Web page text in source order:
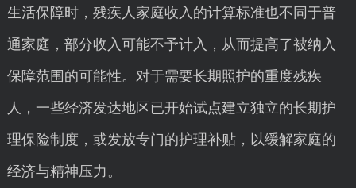
生活保障时，残疾人家庭收入的计算标准也不同于普
通家庭，部分收入可能不予计入，从而提高了被纳入
保障范围的可能性。对于需要长期照护的重度残疾
人，一些经济发达地区已开始试点建立独立的长期护
理保险制度，或发放专门的护理补贴，以缓解家庭的
经济与精神压力。